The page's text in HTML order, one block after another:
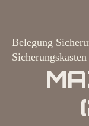
Belegung
Sicherungskasten